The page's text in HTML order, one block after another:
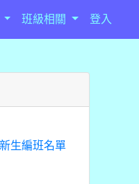
班級相關 登入
生編班名單